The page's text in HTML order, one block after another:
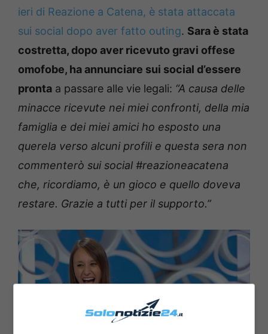
ieri di Reazione a Catena, è stata attaccata
sui social dopo aver fatto outing. Sara è stata
costretta, dopo aver ricevuto gravi offese
omofobe, ha annunciare sui social d’essere
pronta a passare alle vie legali: “A causa delle
minacce ricevute nei miei confronti, della mia
famiglia e dei miei amici ho esposto una
querela verso alcuni profili e questa sera non
commenterò sui social #reazioneacatena
che, ricordiamo, è un gioco e quello doveva
restare. Grazie a tutti per il supporto.”